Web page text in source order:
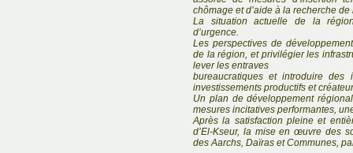
chômage et d’aide à la recherche
La situation actuelle de la
d’urgence.
Les perspectives de
de la région, et privilégier les
lever les entraves
bureaucratiques et introduire des
investissements productifs et
Un plan de développement
mesures incitatives performantes,
Après la satisfaction pleine et
d’El-Kseur, la mise en œuvre des
des Aarchs, Daïras et Communes,